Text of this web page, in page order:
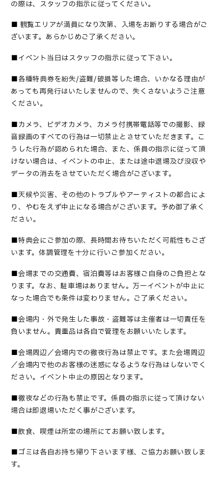
の際は、スタッフの指示に従ってください。
■ 観覧エリアが満員になり次第、入場をお断りする場合がご
ざいます。あらかじめご了承ください。
■イベント当日はスタッフの指示に従って下さい。
■各種特典券を紛失/盗難/破損等した場合、いかなる理由が
あっても再発行はいたしませんので、失くさないようご注意
ください。
■カメラ、ビデオカメラ、カメラ付携帯電話等での撮影、録
音録画のすべての行為は一切禁止とさせていただきます。こ
うした行為が認められた場合、また、係員の指示に従って頂
けない場合は、イベントの中止、または途中退場及び没収や
データの消去をさせていただく場合がございます。
■天候や災害、その他のトラブルやアーティストの都合によ
り、やむをえず中止になる場合がございます。予め御了承く
ださい。
■特典会にご参加の際、長時間お待ちいただく可能性もござ
います。体調管理を十分に行いご参加ください。
■会場までの交通費、宿泊費等はお客様ご自身のご負担とな
ります。なお、駐車場はありません。万一イベントが中止に
なった場合でも条件は変わりません。ご了承ください。
■会場内・外で発生した事故・盗難等は主催者は一切責任を
負いません。貴重品は各自で管理をお願いいたします。
■会場周辺／会場内での徹夜行為は禁止です。また会場周辺
／会場内で他のお客様の迷惑になるような行為はしないでく
ださい。イベント中止の原因となります。
■徹夜などの行為も禁止です。係員の指示に従って頂けない
場合は即退場いただく事がございます。
■飲食、喫煙は所定の場所にてお願い致します。
■ゴミは各自お持ち帰り下さいます様、ご協力お願い致しま
す。